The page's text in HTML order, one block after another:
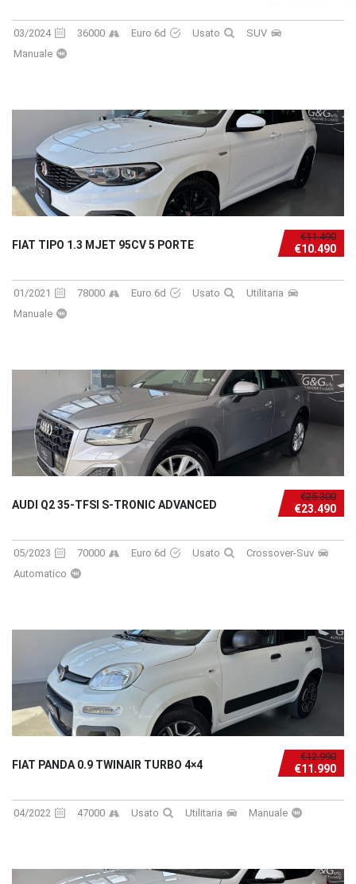
03/2024 36000 Euro 6d Usato
SUV
Manuale
€11.490
€10.490
FIAT TIPO 1.3 MJET 95CV 5 PORTE
01/2021 78000 Euro 6d Usato
Utilitaria
Manuale
€25.300
€23.490
AUDI Q2 35-TFSI S-TRONIC ADVANCED
05/2023 70000 Euro 6d Usato
Crossover-Suv
Automatico
€12.990
€11.990
FIAT PANDA 0.9 TWINAIR TURBO 4×4
04/2022 47000 Usato Utilitaria Manuale